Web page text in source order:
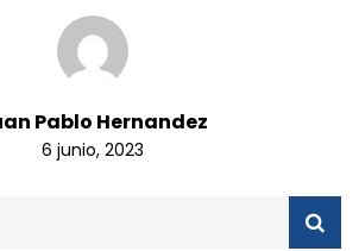
Pablo Hernandez
6 junio, 2023